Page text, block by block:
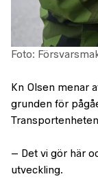
Foto:
Kn Olsen menar
grunden för
Transportenheten
– Det vi gör här
utveckling.